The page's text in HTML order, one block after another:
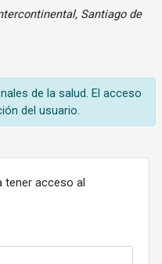
Santiago de
de la salud. El acceso
del usuario.
tener acceso al